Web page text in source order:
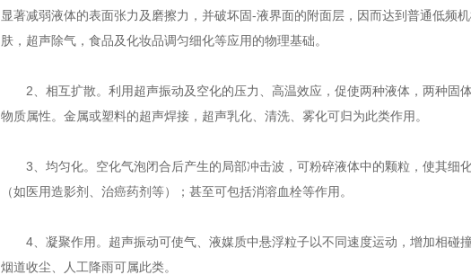
显著减弱液体的表面张力及磨擦力，并破坏固-液界面的附面层，因而达到普通低频
肤，超声除气，食品及化妆品调匀细化等应用的物理基础。
2、相互扩散。利用超声振动及空化的压力、高温效应，促使两种液体，两种固
物质属性。金属或塑料的超声焊接，超声乳化、清洗、雾化可归为此类作用。
3、均匀化。空化气泡闭合后产生的局部冲击波，可粉碎液体中的颗粒，使其细
（如医用造影剂、治癌药剂等）；甚至可包括消溶血栓等作用。
4、凝聚作用。超声振动可使气、液媒质中悬浮粒子以不同速度运动，增加相碰
烟道收尘、人工降雨可属此类。